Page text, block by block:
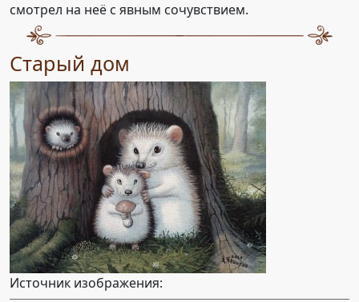
смотрел на неё с явным сочувствием.
Старый дом
Источник изображения: